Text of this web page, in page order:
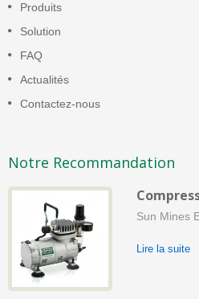
Produits
Solution
FAQ
Actualités
Contactez-nous
Notre Recommandation
Sun Mines
Lire la suite